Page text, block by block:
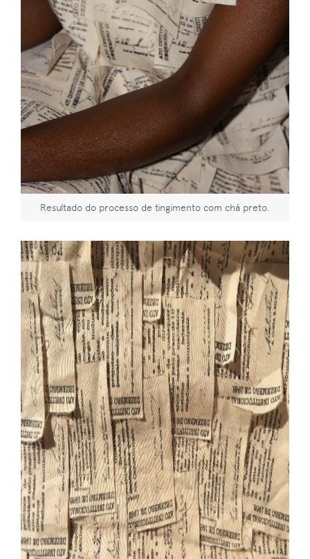
Resultado do processo de tingimento com chá preto.